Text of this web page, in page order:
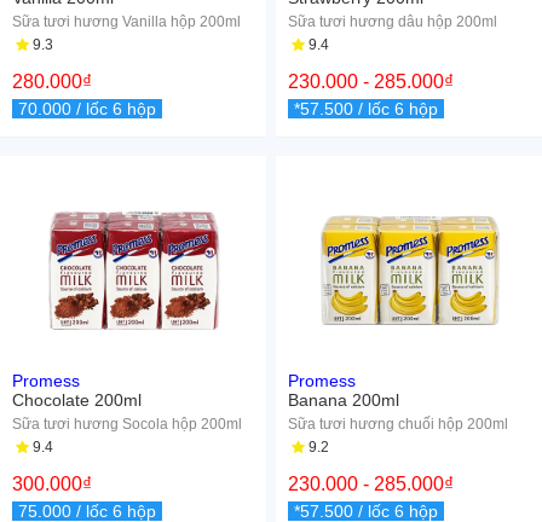
Sữa tươi hương Vanilla hộp 200ml
9.3
280.000₫
70.000 / lốc 6 hộp
Sữa tươi hương dâu hộp 200ml
9.4
230.000 - 285.000₫
*57.500 / lốc 6 hộp
Promess
Chocolate 200ml
Sữa tươi hương Socola hộp 200ml
9.4
300.000₫
75.000 / lốc 6 hộp
Promess
Banana 200ml
Sữa tươi hương chuối hộp 200ml
9.2
230.000 - 285.000₫
*57.500 / lốc 6 hộp